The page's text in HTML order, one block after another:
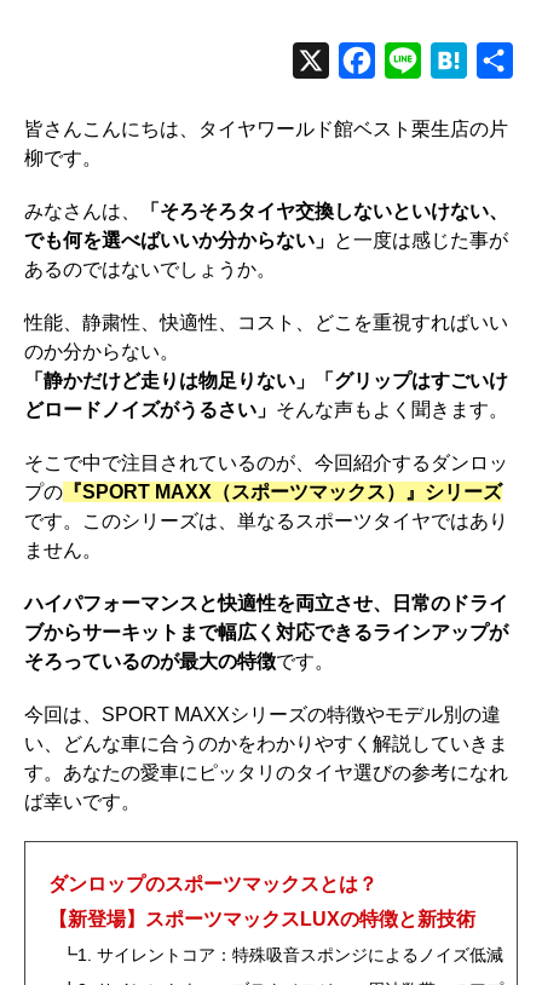
c
b
o
k
n
t
n
a
皆さんこんにちは、タイヤワールド館ベスト栗生店の片
柳です。
みなさんは、
「そろそろタイヤ交換しないといけない、
でも何を選べばいいか分からない」 と一度は感じた事が
あるのではないでしょうか。
性能、静粛性、快適性、コスト、どこを重視すればいい
のか分からない。
「静かだけど走りは物足りない」「グリップはすごいけ
どロードノイズがうるさい」 そんな声もよく聞きます。
そこで中で注目されているのが、今回紹介するダンロッ
プの 『SPORT MAXX（スポーツマックス）』シリーズ
です。このシリーズは、単なるスポーツタイヤではあり
ません。
ハイパフォーマンスと快適性を両立させ、日常のドライ
ブからサーキットまで幅広く対応できるラインアップが
そろっているのが最大の特徴です。
今回は、SPORT MAXXシリーズの特徴やモデル別の違
い、どんな車に合うのかをわかりやすく解説していきま
す。あなたの愛車にピッタリのタイヤ選びの参考になれ
ば幸いです。
ダンロップのスポーツマックスとは？
【新登場】スポーツマックスLUXの特徴と新技術
┗1. サイレントコア：特殊吸音スポンジによるノイズ低減